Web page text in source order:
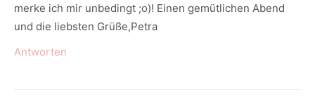
merke ich mir unbedingt ;o)! Einen gemütlichen Abend
und die liebsten Grüße,Petra
Antworten